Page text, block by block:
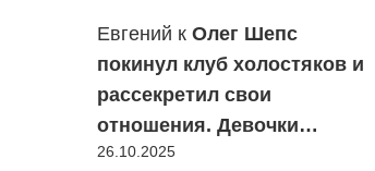
Евгений к Олег Шепс
покинул клуб холостяков и
рассекретил свои
отношения. Девочки…
26.10.2025